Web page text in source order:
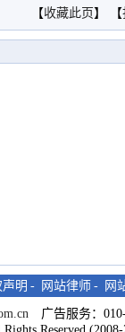
【收藏此页 】 【
明 - 网站律师 - 网
广告服务：010-